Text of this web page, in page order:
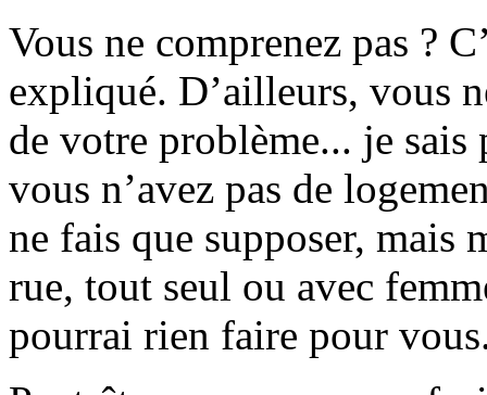
Vous ne comprenez pas ?
expliqué. D’ailleurs, vous
de votre problème... je sais
vous n’avez pas de
ne fais que supposer, mais
rue, tout seul ou avec
pourrai rien faire pour